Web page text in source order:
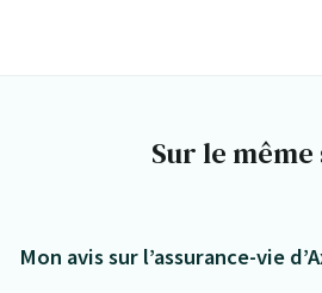
Sur le
Mon avis sur l’assurance-vie